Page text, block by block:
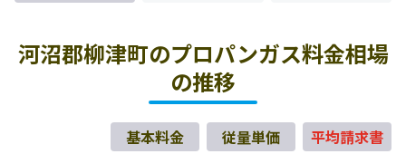
河沼郡柳津町のプロパンガス料金相場
の推移
基本料金 従量単価
平均請求書